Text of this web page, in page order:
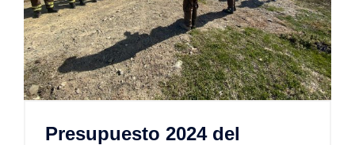
Presupuesto 2024 del